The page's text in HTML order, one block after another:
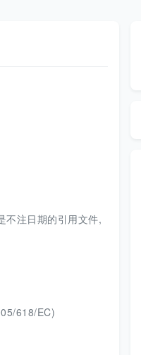
不注日期的引用文件,
618/EC)